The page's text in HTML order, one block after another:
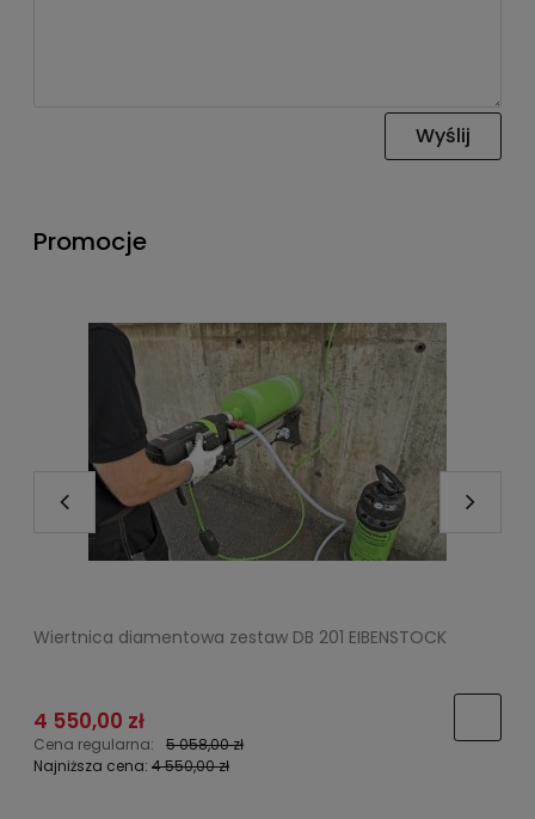
Wyślij
Promocje
Wiertnica diamentowa zestaw DB 201 EIBENSTOCK
4 550,00 zł
Cena regularna:
5 058,00 zł
Najniższa cena: 4 550,00 zł